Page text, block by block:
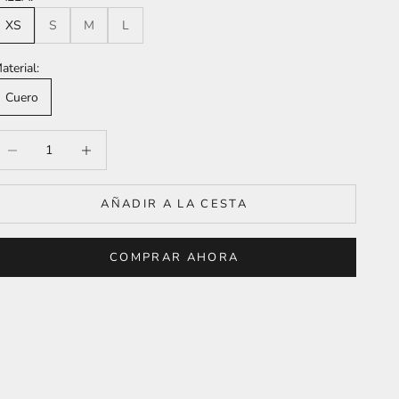
XS
S M L
Cuero
AÑADIR A LA CESTA
COMPRAR AHORA